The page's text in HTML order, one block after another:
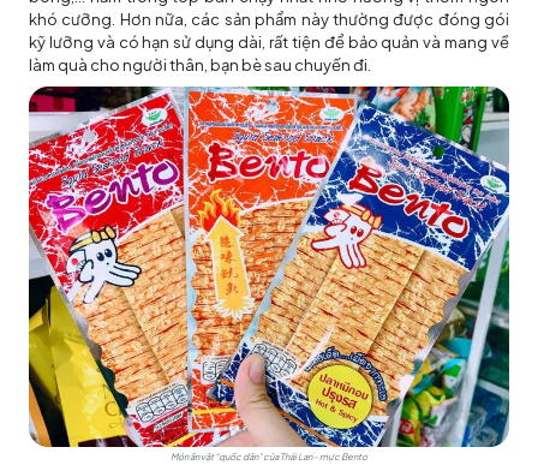
khó cưỡng. Hơn nữa, các sản phẩm này thường được đóng gói
kỹ lưỡng và có hạn sử dụng dài, rất tiện để bảo quản và mang về
làm quà cho người thân, bạn bè sau chuyến đi.
Món ăn vặt “quốc dân” của Thái Lan - mực Bento